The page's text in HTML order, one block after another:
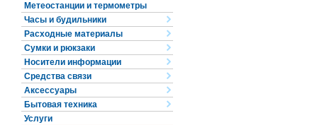
Метеостанции и термометры
Часы и будильники
Расходные материалы
Сумки и рюкзаки
Носители информации
Средства связи
Аксессуары
Бытовая техника
Услуги